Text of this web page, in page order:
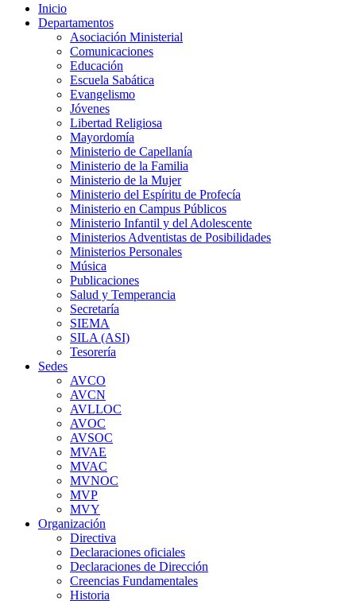
Inicio
Departamentos
Asociación Ministerial
Comunicaciones
Educación
Escuela Sabática
Evangelismo
Jóvenes
Libertad Religiosa
Mayordomía
Ministerio de Capellanía
Ministerio de la Familia
Ministerio de la Mujer
Ministerio del Espíritu de Profecía
Ministerio en Campus Públicos
Ministerio Infantil y del Adolescente
Ministerios Adventistas de Posibilidades
Ministerios Personales
Música
Publicaciones
Salud y Temperancia
Secretaría
SIEMA
SILA (ASI)
Tesorería
Sedes
AVCO
AVCN
AVLLOC
AVOC
AVSOC
MVAE
MVAC
MVNOC
MVP
MVY
Organización
Directiva
Declaraciones oficiales
Declaraciones de Dirección
Creencias Fundamentales
Historia